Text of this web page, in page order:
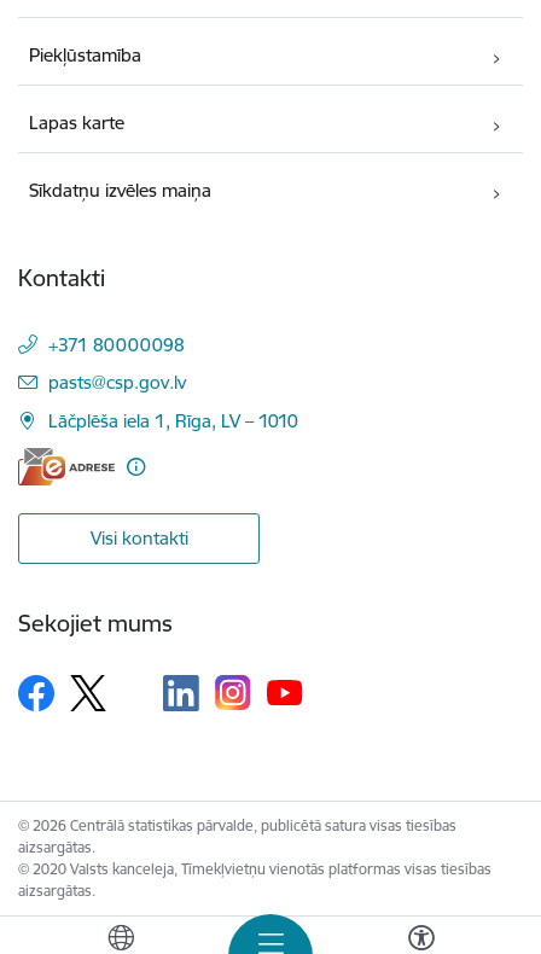
Piekļūstamība
Lapas karte
Sīkdatņu izvēles maiņa
Kontakti
+371 80000098
E-pasts:
pasts@csp.gov.lv
Lāčplēša iela 1, Rīga, LV – 1010
Visi kontakti
Sekojiet mums
© 2026 Centrālā statistikas pārvalde, publicētā satura visas tiesības
aizsargātas.
© 2020 Valsts kanceleja, Tīmekļvietņu vienotās platformas visas tiesības
aizsargātas.